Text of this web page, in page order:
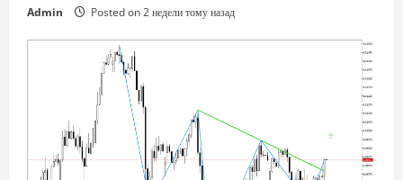
Admin Posted on 2 недели тому назад